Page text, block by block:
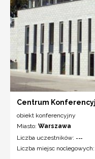
Centrum
obiekt konferencyjny
Miasto: Warszawa
Liczba uczestników: ---
Liczba miejsc noclegowych: